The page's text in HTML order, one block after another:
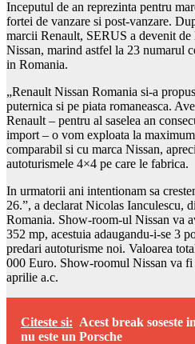
Inceputul de an reprezinta pentru
fortei de vanzare si post-vanzare.
marcii Renault, SERUS a devenit
Nissan, marind astfel la 23 numarul
in Romania.
„Renault Nissan Romania si-a
puternica si pe piata romaneasca.
Renault – pentru al saselea an
import – o vom exploata la
comparabil si cu marca Nissan,
autoturismele 4×4 pe care le fabrica.
In urmatorii ani intentionam sa
26.”, a declarat Nicolas Ianculescu,
Romania. Show-room-ul Nissan va
352 mp, acestuia adaugandu-i-se 3
predari autoturisme noi. Valoarea
000 Euro. Show-roomul Nissan va
aprilie a.c.
Citeste si: Acest break soseste
nu este un Porsche